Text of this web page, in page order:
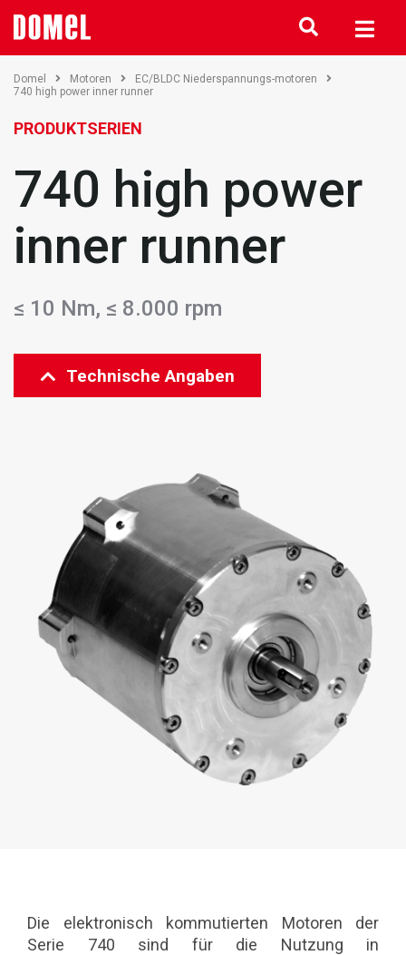
Domel Motoren
EC/BLDC Niederspannungs-motoren
740 high power inner runner
PRODUKTSERIEN
740 high power
inner runner
≤ 10 Nm, ≤ 8.000 rpm
Technische Angaben
Die elektronisch kommutierten Motoren der
Serie 740 sind für die Nutzung in